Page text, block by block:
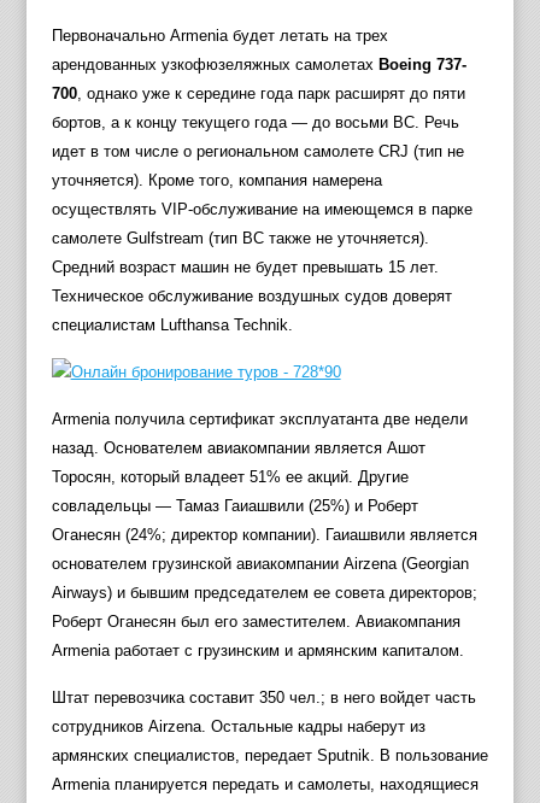
Первоначально Armenia будет летать на трех
арендованных узкофюзеляжных самолетах Boeing 737-
700, однако уже к середине года парк расширят до пяти
бортов, а к концу текущего года — до восьми ВС. Речь
идет в том числе о региональном самолете CRJ (тип не
уточняется). Кроме того, компания намерена
осуществлять VIP-обслуживание на имеющемся в парке
самолете Gulfstream (тип ВС также не уточняется).
Средний возраст машин не будет превышать 15 лет.
Техническое обслуживание воздушных судов доверят
специалистам Lufthansa Technik.
Armenia получила сертификат эксплуатанта две недели
назад. Основателем авиакомпании является Ашот
Торосян, который владеет 51% ее акций. Другие
совладельцы — Тамаз Гаиашвили (25%) и Роберт
Оганесян (24%; директор компании). Гаиашвили является
основателем грузинской авиакомпании Airzena (Georgian
Airways) и бывшим председателем ее совета директоров;
Роберт Оганесян был его заместителем. Авиакомпания
Armenia работает с грузинским и армянским капиталом.
Штат перевозчика составит 350 чел.; в него войдет часть
сотрудников Airzena. Остальные кадры наберут из
армянских специалистов, передает Sputnik. В пользование
Armenia планируется передать и самолеты, находящиеся